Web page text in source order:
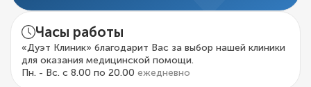
Часы работы
«Дуэт Клиник» благодарит Вас за выбор нашей клиники
для оказания медицинской помощи.
Пн. - Вс. с 8.00 по 20.00 ежедневно